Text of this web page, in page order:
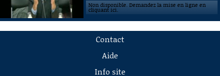
Non disponible. Demandez la mise en ligne en
cliquant ici.
Contact
Aide
Info site